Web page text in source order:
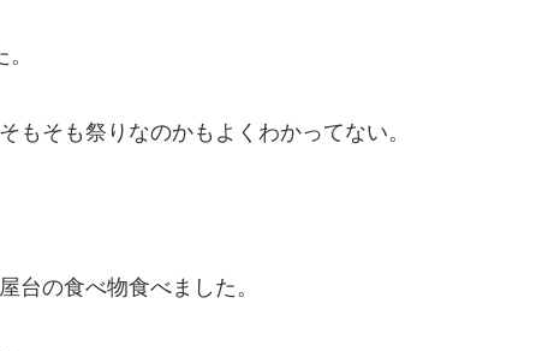
もそも祭りなのかもよくわかってない。
台の食べ物食べました。